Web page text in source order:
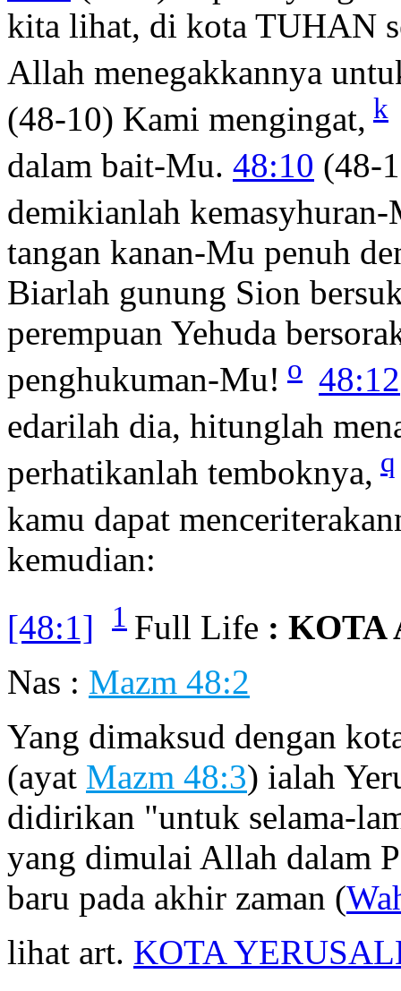
kita lihat, di kota TUHAN
Allah menegakkannya
(48-10) Kami mengingat, k
dalam bait-Mu. 48:10 (48-
demikianlah
tangan kanan-Mu penuh
Biarlah gunung Sion
perempuan Yehuda
penghukuman-Mu! o 48:12
edarilah dia, hitunglah
perhatikanlah temboknya, q
kamu dapat
kemudian:
[48:1]
1 Full Life : KOTA
Nas : Mazm 48:2
Yang dimaksud dengan
(ayat Mazm 48:3) ialah
didirikan "untuk selama-
yang dimulai Allah dalam
baru pada akhir zaman (
lihat art. KOTA